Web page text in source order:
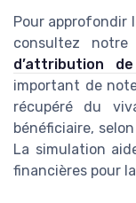
Pour approfondir
consultez notre
d’attribution
important de
récupéré du
bénéficiaire,
La simulation
financières pour